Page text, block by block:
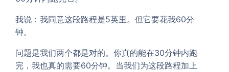
我说：我同意这段路程是5英里。但它要花我60分
钟。
问题是我们两个都是对的。你真的能在30分钟内跑
完，我也真的需要60分钟。当我们为这段路程加上